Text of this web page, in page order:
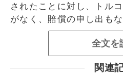
されたことに対し、トル
がなく、賠償の申し出もな
全文を
関連